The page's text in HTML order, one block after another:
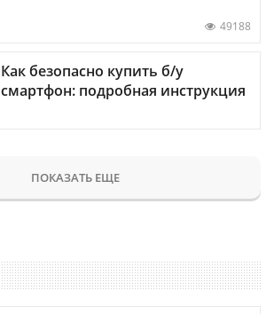
49188
Как безопасно купить б/у
смартфон: подробная инструкция
ПОКАЗАТЬ ЕЩЕ